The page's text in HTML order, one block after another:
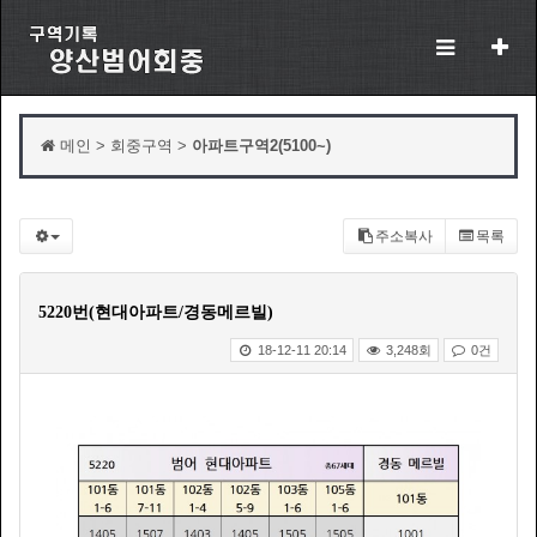
메인 > 회중구역 > 아파트구역2(5100~)
주소복사 목록
5220번(현대아파트/경동메르빌)
18-12-11 20:14 3,248회 0건